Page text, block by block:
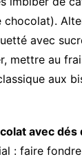
chocolat).
avec
mettre au
aux
avec dés
: faire